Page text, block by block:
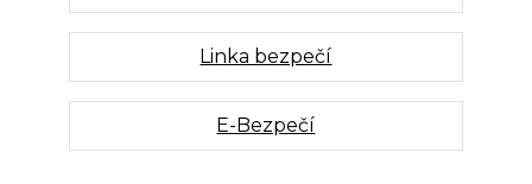
Linka bezpečí
E-Bezpečí